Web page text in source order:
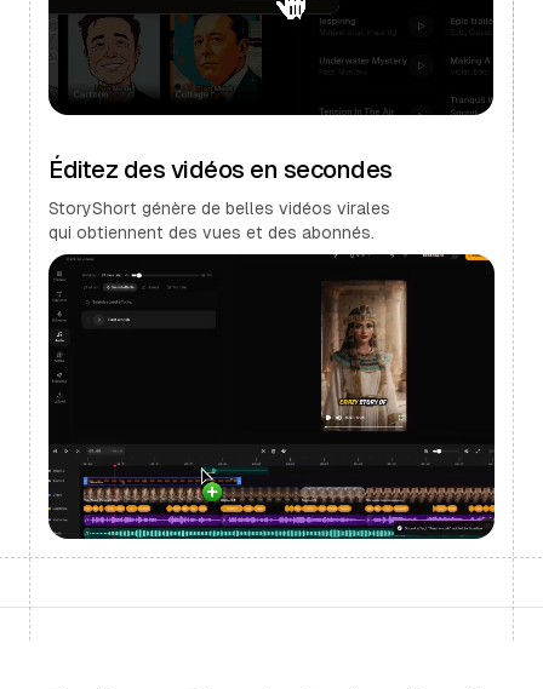
Éditez des vidéos en secondes
StoryShort génère de belles vidéos virales
qui obtiennent des vues et des abonnés.